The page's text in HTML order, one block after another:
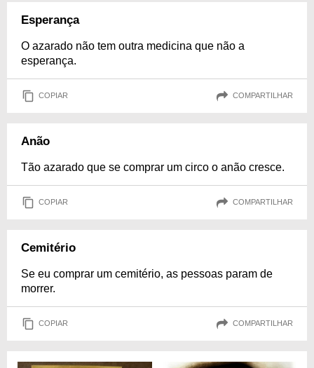
Esperança
O azarado não tem outra medicina que não a
esperança.
COPIAR COMPARTILHAR
Anão
Tão azarado que se comprar um circo o anão cresce.
COPIAR COMPARTILHAR
Cemitério
Se eu comprar um cemitério, as pessoas param de
morrer.
COPIAR COMPARTILHAR